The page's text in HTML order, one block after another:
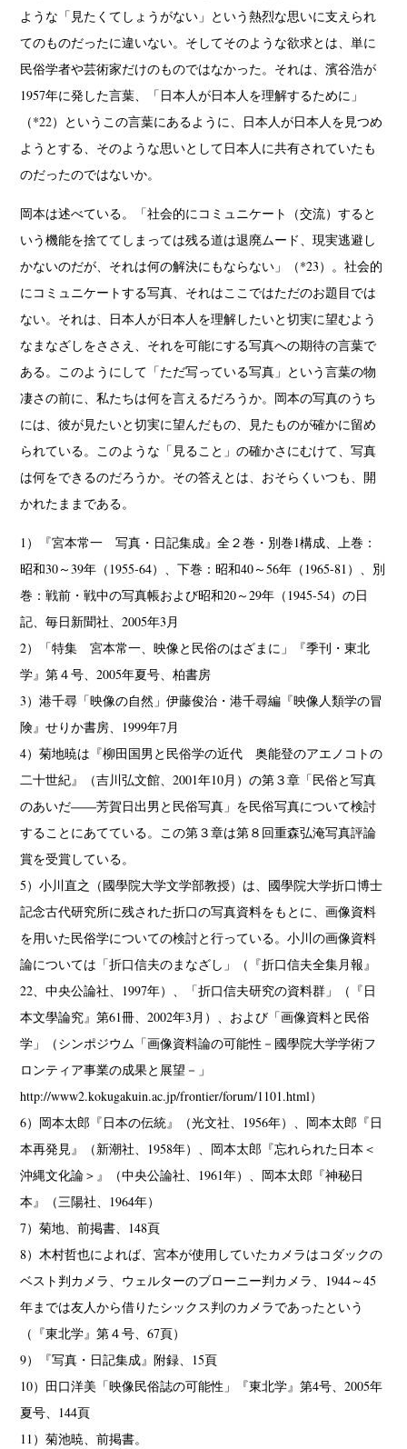
ような「見たくてしょうがない」という熱烈な思いに支えられ
てのものだったに違いない。そしてそのような欲求とは、単に
民俗学者や芸術家だけのものではなかった。それは、濱谷浩が
1957年に発した言葉、「日本人が日本人を理解するために」
（*22）というこの言葉にあるように、日本人が日本人を見つめ
ようとする、そのような思いとして日本人に共有されていたも
のだったのではないか。
岡本は述べている。「社会的にコミュニケート（交流）すると
いう機能を捨ててしまっては残る道は退廃ムード、現実逃避し
かないのだが、それは何の解決にもならない」（*23）。社会的
にコミュニケートする写真、それはここではただのお題目では
ない。それは、日本人が日本人を理解したいと切実に望むよう
なまなざしをささえ、それを可能にする写真への期待の言葉で
ある。このようにして「ただ写っている写真」という言葉の物
凄さの前に、私たちは何を言えるだろうか。岡本の写真のうち
には、彼が見たいと切実に望んだもの、見たものが確かに留め
られている。このような「見ること」の確かさにむけて、写真
は何をできるのだろうか。その答えとは、おそらくいつも、開
かれたままである。
1）『宮本常一 写真・日記集成』全２巻・別巻1構成、上巻：
昭和30～39年（1955-64）、下巻：昭和40～56年（1965-81）、別
巻：戦前・戦中の写真帳および昭和20～29年（1945-54）の日
記、毎日新聞社、2005年3月
2）「特集 宮本常一、映像と民俗のはざまに」『季刊・東北
学』第４号、2005年夏号、柏書房
3）港千尋「映像の自然」伊藤俊治・港千尋編『映像人類学の冒
険』せりか書房、1999年7月
4）菊地暁は『柳田国男と民俗学の近代 奥能登のアエノコトの
二十世紀』（吉川弘文館、2001年10月）の第３章「民俗と写真
のあいだ――芳賀日出男と民俗写真」を民俗写真について検討
することにあてている。この第３章は第８回重森弘淹写真評論
賞を受賞している。
5）小川直之（國學院大学文学部教授）は、國學院大学折口博士
記念古代研究所に残された折口の写真資料をもとに、画像資料
を用いた民俗学についての検討と行っている。小川の画像資料
論については「折口信夫のまなざし」（『折口信夫全集月報』
22、中央公論社、1997年）、「折口信夫研究の資料群」（『日
本文學論究』第61冊、2002年3月）、および「画像資料と民俗
学」（シンポジウム「画像資料論の可能性－國學院大学学術フ
ロンティア事業の成果と展望－」
http://www2.kokugakuin.ac.jp/frontier/forum/1101.html）
6）岡本太郎『日本の伝統』（光文社、1956年）、岡本太郎『日
本再発見』（新潮社、1958年）、岡本太郎『忘れられた日本＜
沖縄文化論＞』（中央公論社、1961年）、岡本太郎『神秘日
本』（三陽社、1964年）
7）菊地、前掲書、148頁
8）木村哲也によれば、宮本が使用していたカメラはコダックの
ベスト判カメラ、ウェルターのブローニー判カメラ、1944～45
年までは友人から借りたシックス判のカメラであったという
（『東北学』第４号、67頁）
9）『写真・日記集成』附録、15頁
10）田口洋美「映像民俗誌の可能性」『東北学』第4号、2005年
夏号、144頁
11）菊池暁、前掲書。